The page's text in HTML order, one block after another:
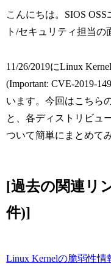
こんにちは。SIOS
ト/セキュリティ担当の
11/26/2019にLinux
(Important: CVE-2019-
います。今回はこちら
と、各ディストリビュ
ついて簡単にまとめて
[過去の関連リ
件)]
Linux Kernelの脆弱性情